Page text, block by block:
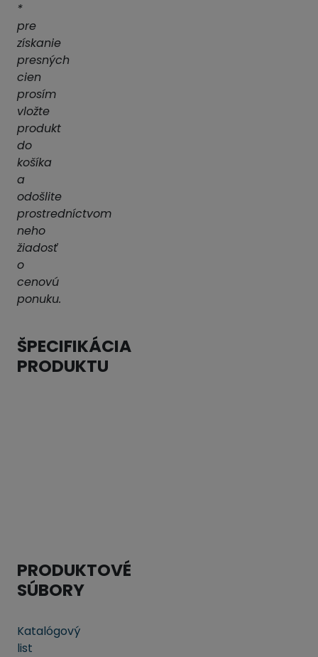
*
pre
získanie
presných
cien
prosím
vložte
produkt
do
košíka
a
odošlite
prostredníctvom
neho
žiadosť
o
cenovú
ponuku.
ŠPECIFIKÁCIA
PRODUKTU
PRODUKTOVÉ
SÚBORY
Katalógový
list